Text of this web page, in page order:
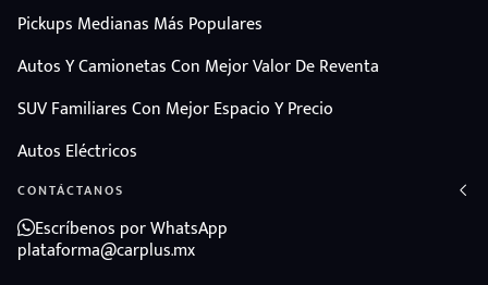
Pickups Medianas Más Populares
Autos Y Camionetas Con Mejor Valor De Reventa
SUV Familiares Con Mejor Espacio Y Precio
Autos Eléctricos
CONTÁCTANOS
Escríbenos por WhatsApp
plataforma@carplus.mx